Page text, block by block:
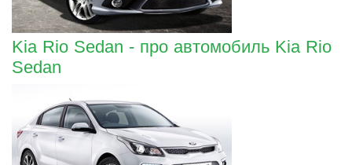
Kia Rio Sedan - про автомобиль Kia Rio
Sedan